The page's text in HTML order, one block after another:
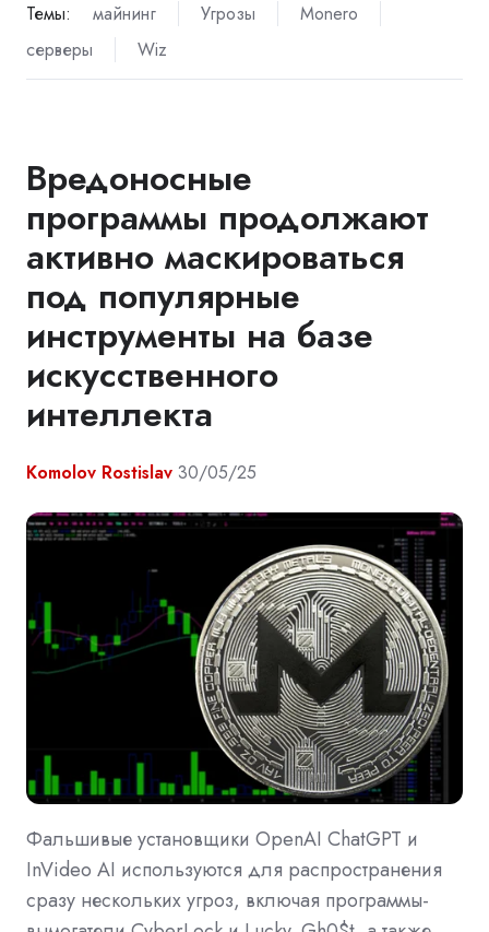
Темы: майнинг Угрозы
Monero
серверы
Wiz
Вредоносные
программы продолжают
активно маскироваться
под популярные
инструменты на базе
искусственного
интеллекта
Komolov Rostislav 30/05/25
Фальшивые установщики OpenAI ChatGPT и
InVideo AI используются для распространения
сразу нескольких угроз, включая программы-